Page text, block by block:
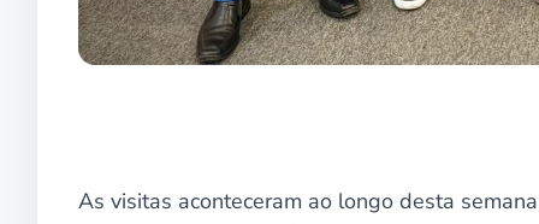
As visitas aconteceram ao longo desta